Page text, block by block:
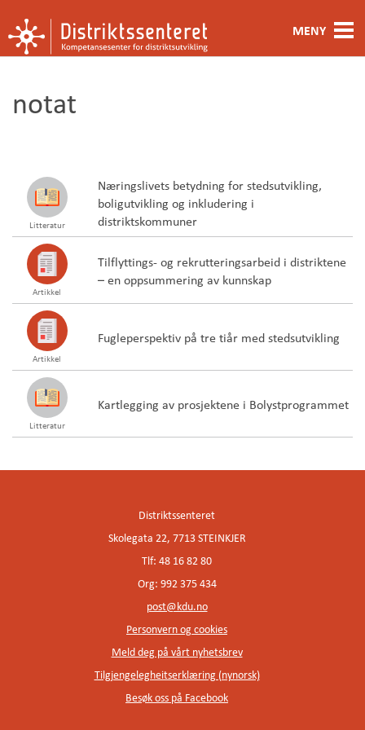
MENY
Kontakt oss
Om oss
notat
Litteratur
Næringslivets betydning for stedsutvikling,
boligutvikling og inkludering i
distriktskommuner
Artikkel
Tilflyttings- og rekrutteringsarbeid i distriktene
– en oppsummering av kunnskap
Artikkel
Fugleperspektiv på tre tiår med stedsutvikling
Litteratur
Kartlegging av prosjektene i Bolystprogrammet
Distriktssenteret
Skolegata 22, 7713 STEINKJER
Tlf: 48 16 82 80
Org: 992 375 434
post@kdu.no
Personvern og cookies
Meld deg på vårt nyhetsbrev
Tilgjengelegheitserklæring (nynorsk)
Besøk oss på Facebook